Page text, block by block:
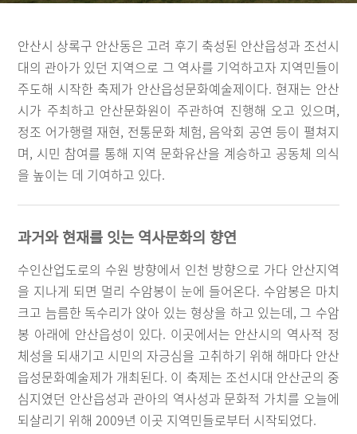
안산시 상록구 안산동은 고려 후기 축성된 안산읍성과 조선시
대의 관아가 있던 지역으로 그 역사를 기억하고자 지역민들이
주도해 시작한 축제가 안산읍성문화예술제이다. 현재는 안산
시가 주최하고 안산문화원이 주관하여 진행해 오고 있으며,
정조 어가행렬 재현, 전통문화 체험, 음악회 공연 등이 펼쳐지
며, 시민 참여를 통해 지역 문화유산을 계승하고 공동체 의식
을 높이는 데 기여하고 있다.
과거와 현재를 잇는 역사문화의 향연
수인산업도로의 수원 방향에서 인천 방향으로 가다 안산지역
을 지나게 되면 멀리 수암봉이 눈에 들어온다. 수암봉은 마치
크고 늠름한 독수리가 앉아 있는 형상을 하고 있는데, 그 수암
봉 아래에 안산읍성이 있다. 이곳에서는 안산시의 역사적 정
체성을 되새기고 시민의 자긍심을 고취하기 위해 해마다 안산
읍성문화예술제가 개최된다. 이 축제는 조선시대 안산군의 중
심지였던 안산읍성과 관아의 역사성과 문화적 가치를 오늘에
되살리기 위해 2009년 이곳 지역민들로부터 시작되었다.